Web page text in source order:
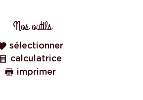
Nos outils
sélectionner
calculatrice
imprimer